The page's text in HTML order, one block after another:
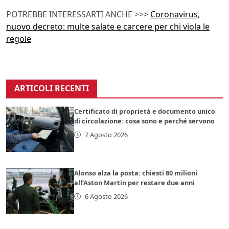
POTREBBE INTERESSARTI ANCHE >>> Coronavirus,
nuovo decreto: multe salate e carcere per chi viola le
regole
ARTICOLI RECENTI
Certificato di proprietà e documento unico
di circolazione: cosa sono e perché servono
7 Agosto 2026
Alonso alza la posta: chiesti 80 milioni
all’Aston Martin per restare due anni
6 Agosto 2026